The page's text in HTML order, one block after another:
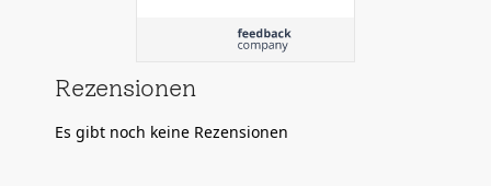
Rezensionen
Es gibt noch keine Rezensionen